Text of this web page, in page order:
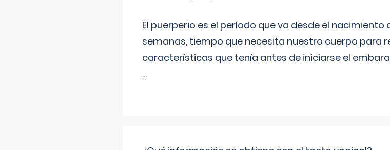
El puerperio es el período que va desde el
semanas, tiempo que necesita nuestro cuerpo para
características que tenía antes de iniciarse el
...